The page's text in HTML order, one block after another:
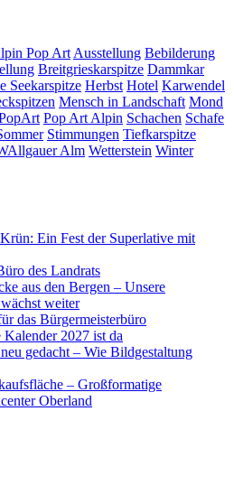
Pop Art Ausstellung Bebilderung
Breitgrieskarspitze Dammkar
Seekarspitze Herbst Hotel Karwendel
Mensch in Landschaft Mond
Pop Art Alpin Schachen Schafe
Stimmungen Tiefkarspitze
Alm Wetterstein Winter
Ein Fest der Superlative mit
des Landrats
aus den Bergen – Unsere
weiter
das Bürgermeisterbüro
2027 ist da
gedacht – Wie Bildgestaltung
– Großformatige
Oberland